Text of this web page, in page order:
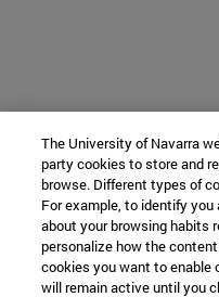
The University of Navarra
party cookies to store and
browse. Different types of
For example, to identify
about your browsing habits
personalize how the
cookies you want to enable
will remain active until you